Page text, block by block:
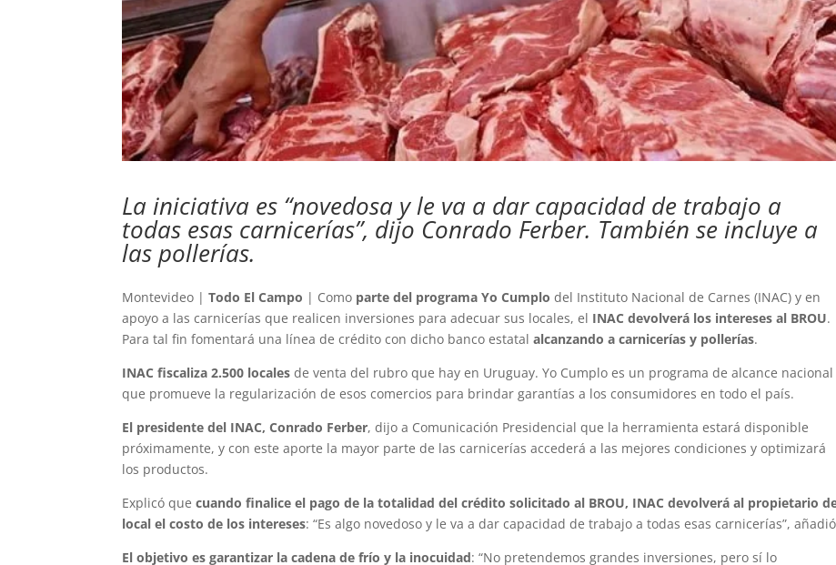
La iniciativa es “novedosa y le va a dar capacidad de trabajo a
todas esas carnicerías”, dijo Conrado Ferber. También se incluye a
las pollerías.
Montevideo |Todo El Campo | Como parte del programa Yo Cumplo del Instituto Nacional de Carnes (INAC) y en
apoyo a las carnicerías que realicen inversiones para adecuar sus locales, el INAC devolverá los intereses al BROU.
Para tal fin fomentará una línea de crédito con dicho banco estatalalcanzando a carnicerías y pollerías.
INAC fiscaliza 2.500 locales de venta del rubro que hay en Uruguay. Yo Cumplo es un programa de alcance nacional
que promueve la regularización de esos comercios para brindar garantías a los consumidores en todo el país.
El presidente del INAC, Conrado Ferber, dijo a Comunicación Presidencial que la herramienta estará disponible
próximamente, y con este aporte la mayor parte de las carnicerías accederá a las mejores condiciones y optimizará
los productos.
Explicó quecuando finalice el pago de la totalidad del crédito solicitado al BROU, INAC devolverá al propietario
local el costo de los intereses: “Es algo novedoso y le va a dar capacidad de trabajo a todas esas carnicerías”,
El objetivo es garantizar la cadena de frío y la inocuidad: “No pretendemos grandes inversiones, pero sí lo